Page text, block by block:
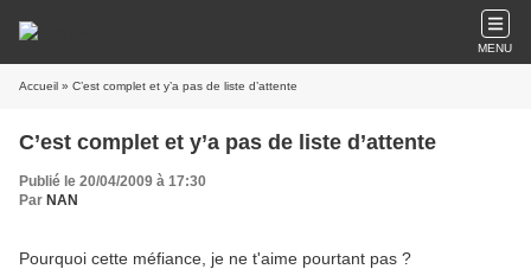
MENU
Accueil » C’est complet et y’a pas de liste d’attente
C’est complet et y’a pas de liste d’attente
Publié le 20/04/2009 à 17:30
Par NAN
Pourquoi cette méfiance, je ne t'aime pourtant pas ?